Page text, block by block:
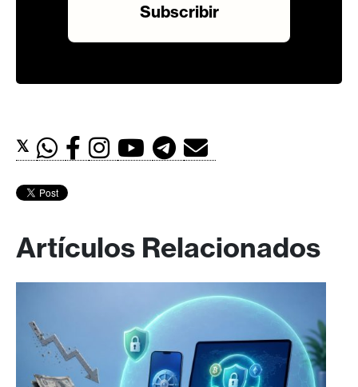
𝕏
Artículos Relacionados